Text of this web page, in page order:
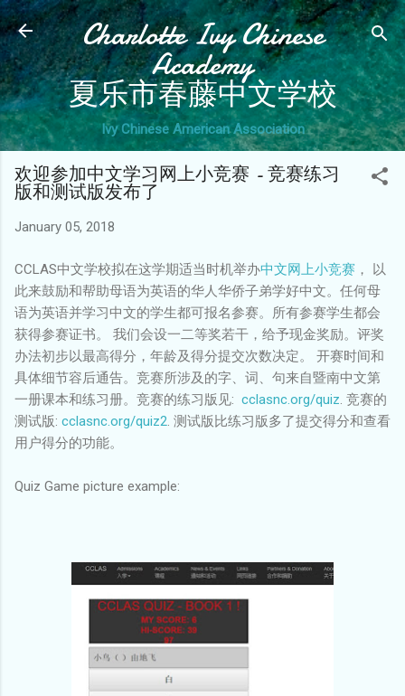
Skip to main content
Charlotte Ivy Chinese
Academy
夏乐市春藤中文学校
Ivy Chinese American Association
欢迎参加中文学习网上小竞赛 - 竞赛练习
版和测试版发布了
January 05, 2018
CCLAS中文学校拟在这学期适当时机举办中文网上小竞赛 ， 以
此来鼓励和帮助母语为英语的华人华侨子弟学好中文。任何母
语为英语并学习中文的学生都可报名参赛。所有参赛学生都会
获得参赛证书。 我们会设一二等奖若干，给予现金奖励。评奖
办法初步以最高得分，年龄及得分提交次数决定。 开赛时间和
具体细节容后通告。竞赛所涉及的字、词、句来自暨南中文第
一册课本和练习册。竞赛的练习版见: cclasnc.org/quiz . 竞赛的
测试版: cclasnc.org/quiz2 . 测试版比练习版多了提交得分和查看
用户得分的功能。
Quiz Game picture example: